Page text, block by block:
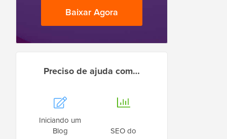
Baixar Agora
Preciso de ajuda com…
Iniciando um
Blog
SEO do